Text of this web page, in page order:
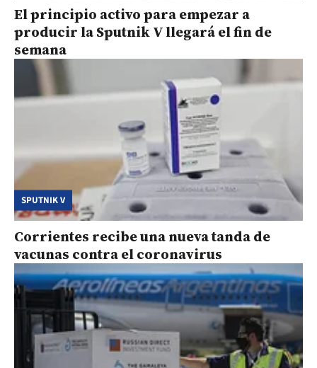
El principio activo para empezar a
producir la Sputnik V llegará el fin de
semana
SPUTNIK V
Corrientes recibe una nueva tanda de
vacunas contra el coronavirus